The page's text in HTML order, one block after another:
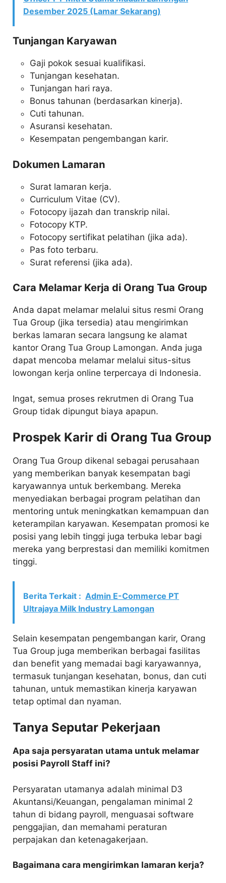
Desember 2025 (Lamar Sekarang)
Tunjangan Karyawan
Gaji pokok sesuai kualifikasi.
Tunjangan kesehatan.
Tunjangan hari raya.
Bonus tahunan (berdasarkan kinerja).
Cuti tahunan.
Asuransi kesehatan.
Kesempatan pengembangan karir.
Dokumen Lamaran
Surat lamaran kerja.
Curriculum Vitae (CV).
Fotocopy ijazah dan transkrip nilai.
Fotocopy KTP.
Fotocopy sertifikat pelatihan (jika ada).
Pas foto terbaru.
Surat referensi (jika ada).
Cara Melamar Kerja di Orang Tua Group
Anda dapat melamar melalui situs resmi Orang
Tua Group (jika tersedia) atau mengirimkan
berkas lamaran secara langsung ke alamat
kantor Orang Tua Group Lamongan. Anda juga
dapat mencoba melamar melalui situs-situs
lowongan kerja online terpercaya di Indonesia.
Ingat, semua proses rekrutmen di Orang Tua
Group tidak dipungut biaya apapun.
Prospek Karir di Orang Tua Group
Orang Tua Group dikenal sebagai perusahaan
yang memberikan banyak kesempatan bagi
karyawannya untuk berkembang. Mereka
menyediakan berbagai program pelatihan dan
mentoring untuk meningkatkan kemampuan dan
keterampilan karyawan. Kesempatan promosi ke
posisi yang lebih tinggi juga terbuka lebar bagi
mereka yang berprestasi dan memiliki komitmen
tinggi.
Berita Terkait : Admin E-Commerce PT
Ultrajaya Milk Industry Lamongan
Selain kesempatan pengembangan karir, Orang
Tua Group juga memberikan berbagai fasilitas
dan benefit yang memadai bagi karyawannya,
termasuk tunjangan kesehatan, bonus, dan cuti
tahunan, untuk memastikan kinerja karyawan
tetap optimal dan nyaman.
Tanya Seputar Pekerjaan
Apa saja persyaratan utama untuk melamar
posisi Payroll Staff ini?
Persyaratan utamanya adalah minimal D3
Akuntansi/Keuangan, pengalaman minimal 2
tahun di bidang payroll, menguasai software
penggajian, dan memahami peraturan
perpajakan dan ketenagakerjaan.
Bagaimana cara mengirimkan lamaran kerja?